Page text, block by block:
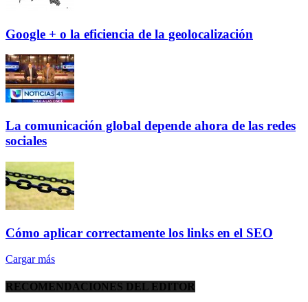
Google + o la eficiencia de la geolocalización
La comunicación global depende ahora de las redes
sociales
Cómo aplicar correctamente los links en el SEO
Cargar más
RECOMENDACIONES DEL EDITOR